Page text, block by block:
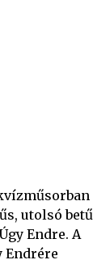
utolsó betű
Endre. A
Endrére